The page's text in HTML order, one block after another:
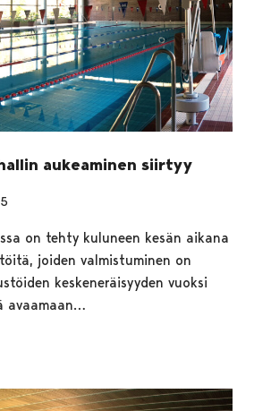
aukeaminen siirtyy
on tehty kuluneen kesän aikana
joiden valmistuminen on
keskeneräisyyden vuoksi
avaamaan…